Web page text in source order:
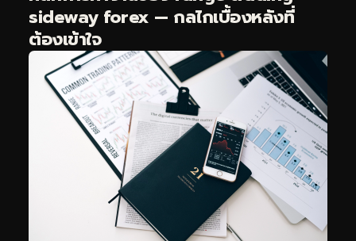
sideway forex — กลไกเบื้องหลังที่
ต้องเข้าใจ